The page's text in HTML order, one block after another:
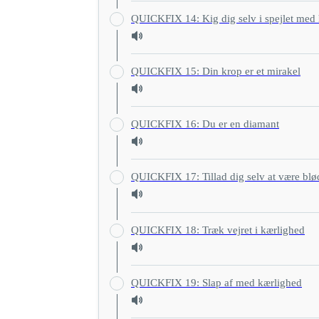
QUICKFIX 14: Kig dig selv i spejlet med
QUICKFIX 15: Din krop er et mirakel
QUICKFIX 16: Du er en diamant
QUICKFIX 17: Tillad dig selv at være
QUICKFIX 18: Træk vejret i kærlighed
QUICKFIX 19: Slap af med kærlighed